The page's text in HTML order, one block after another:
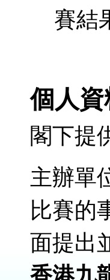
賽結
個人資
閣下提
主辦單
比賽的
面提出